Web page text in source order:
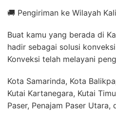
🚚 Pengiriman ke Wilayah
Buat kamu yang berada di
hadir sebagai solusi
Konveksi telah melayani
Kota Samarinda, Kota
Kutai Kartanegara, Kutai
Paser, Penajam Paser Utara,